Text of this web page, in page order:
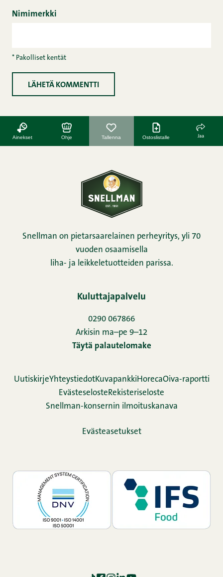
Nimimerkki
* Pakolliset kentät
Ainekset Ohje Tallenna Ostoslistalle Jaa
Snellman on pietarsaarelainen perheyritys, yli 70
vuoden osaamisella
liha- ja leikkeletuotteiden parissa.
Kuluttajapalvelu
0290 067866
Arkisin ma–pe 9–12
Täytä palautelomake
UutiskirjeYhteystiedotKuvapankki HorecaOiva-raportti
Evästeseloste Rekisteriseloste
Snellman-konsernin ilmoituskanava
Evästeasetukset
TikTok
Facebook
Instagram
LinkedIn
YouTube